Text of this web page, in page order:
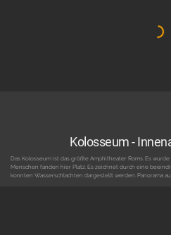
Kolosseum -
Das Kolosseum ist das größte Amphitheater Roms. Es
Menschen fanden hier Platz. Es zeichnet durch eine
konnten Wasserschlachten dargestellt werden. Panorama